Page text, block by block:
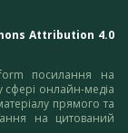
Attribution 4.0
посилання на
сфері онлайн-медіа
прямого та
на цитований